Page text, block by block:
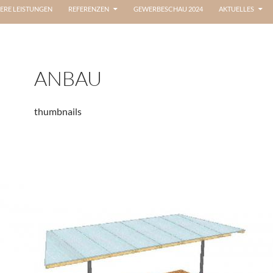
LEISTUNGEN REFERENZEN GEWERBESCHAU 2024 AKTUELLES
ANBAU
thumbnails